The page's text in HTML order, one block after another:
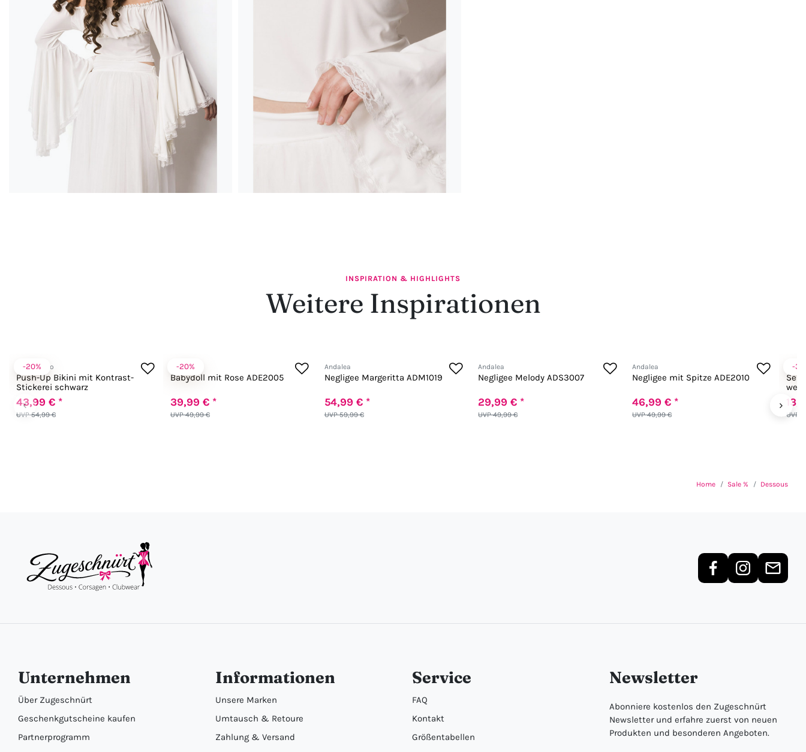
INSPIRATION & HIGHLIGHTS
Weitere Inspirationen
‹
-20%
Anabel Arto
Push-Up Bikini mit Kontrast-
Stickerei schwarz
UVP 54,99 €
43,99 € *
-20%
Andalea
Babydoll mit Rose ADE2005
UVP 49,99 €
39,99 € *
Andalea
Negligee Margeritta ADM1019
UVP 59,99 €
54,99 € *
Andalea
Negligee Melody ADS3007
UVP 49,99 €
29,99 € *
Andalea
Negligee mit Spitze ADE2010
UVP 49,99 €
46,99 € *
-
weiß
UVP
›
Home Sale % Dessous
Unternehmen
Über Zugeschnürt
Geschenkgutscheine kaufen
Partnerprogramm
Informationen
Unsere Marken
Umtausch & Retoure
Zahlung & Versand
Service
FAQ
Kontakt
Größentabellen
Newsletter
Abonniere kostenlos den Zugeschnürt
Newsletter und erfahre zuerst von neuen
Produkten und besonderen Angeboten.